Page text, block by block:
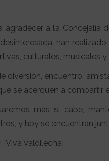
a la Concejalía
han
culturales, musicales y
diversión, encuentro,
se acerquen a compartir
más si cabe,
y hoy se encuentran
Valdilecha!